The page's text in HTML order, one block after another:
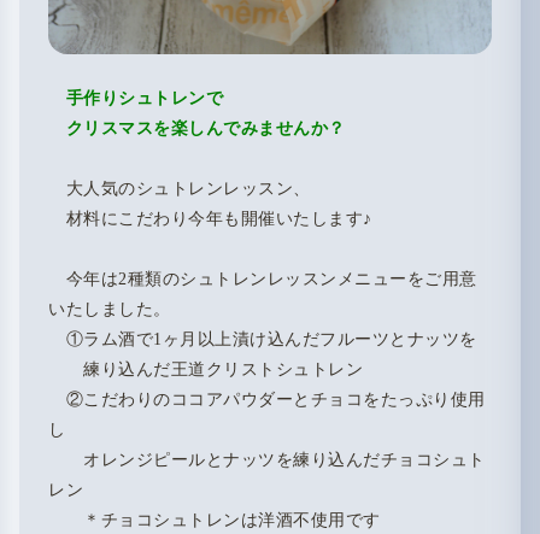
手作りシュトレンで
クリスマスを楽しんでみませんか？
大人気のシュトレンレッスン、
材料にこだわり今年も開催いたします♪
今年は2種類のシュトレンレッスンメニューをご用意
いたしました。
①ラム酒で1ヶ月以上漬け込んだフルーツとナッツを
練り込んだ王道クリストシュトレン
②こだわりのココアパウダーとチョコをたっぷり使用
し
オレンジピールとナッツを練り込んだチョコシュト
レン
＊チョコシュトレンは洋酒不使用です